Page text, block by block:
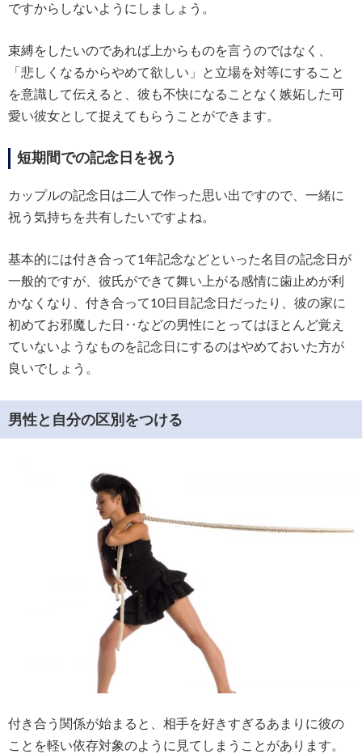
ですからしないようにしましょう。
束縛をしたいのであれば上からものを言うのではなく、
「悲しくなるからやめて欲しい」と立場を対等にすること
を意識して伝えると、彼も不快になることなく嫉妬した可
愛い彼女として捉えてもらうことができます。
短期間での記念日を祝う
カップルの記念日は二人で作った思い出ですので、一緒に
祝う気持ちを共有したいですよね。
基本的には付き合って1年記念などといった名目の記念日が
一般的ですが、彼氏ができて舞い上がる感情に歯止めが利
かなくなり、付き合って10日目記念日だったり、彼の家に
初めてお邪魔した日‥などの男性にとってはほとんど覚え
ていないようなものを記念日にするのはやめておいた方が
良いでしょう。
男性と自分の区別をつける
付き合う関係が始まると、相手を好きすぎるあまりに彼の
ことを軽い依存対象のように見てしまうことがあります。